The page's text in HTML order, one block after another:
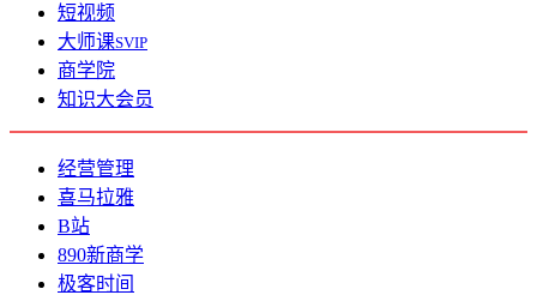
短视频
大师课SVIP
商学院
知识大会员
经营管理
喜马拉雅
B站
890新商学
极客时间